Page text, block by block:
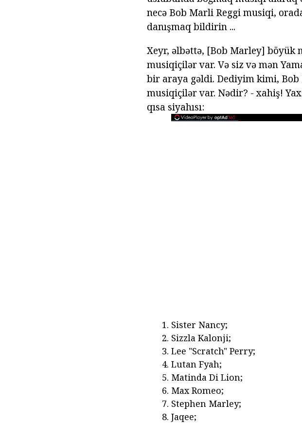
necə Bob Marli Reggi musiqi,
danışmaq bildirin ...
Xeyr, əlbəttə, [Bob Marley] böyük
musiqiçilər var. Və siz və mən
bir araya gəldi. Dediyim kimi, Bob
musiqiçilər var. Nədir? - xahiş!
qısa siyahısı:
Sister Nancy;
Sizzla Kalonji;
Lee "Scratch" Perry;
Lutan Fyah;
Matinda Di Lion;
Max Romeo;
Stephen Marley;
Jaqee;